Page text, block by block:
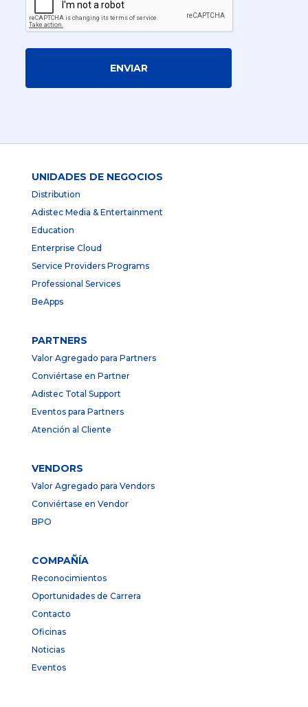
ENVIAR
UNIDADES DE NEGOCIOS
Distribution
Adistec Media & Entertainment
Education
Enterprise Cloud
Service Providers Programs
Professional Services
BeApps
PARTNERS
Valor Agregado para Partners
Conviértase en Partner
Adistec Total Support
Eventos para Partners
Atención al Cliente
VENDORS
Valor Agregado para Vendors
Conviértase en Vendor
BPO
COMPAÑÍA
Reconocimientos
Oportunidades de Carrera
Contacto
Oficinas
Noticias
Eventos